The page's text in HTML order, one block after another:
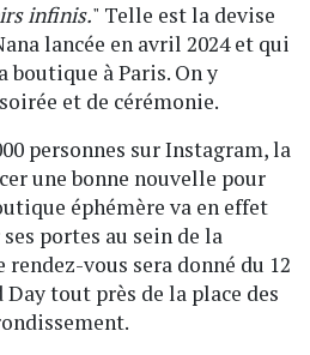
infinis." Telle est la devise
lancée en avril 2024 et qui
boutique à Paris. On y
et de cérémonie.
personnes sur Instagram, la
une bonne nouvelle pour
éphémère va en effet
portes au sein de la
rendez-vous sera donné du 12
Day tout près de la place des